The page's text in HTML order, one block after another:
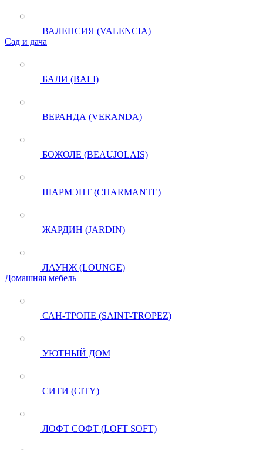
ВАЛЕНСИЯ (VALENCIA)
Сад и дача
БАЛИ (BALI)
ВЕРАНДА (VERANDA)
БОЖОЛЕ (BEAUJOLAIS)
ШАРМЭНТ (CHARMANTE)
ЖАРДИН (JARDIN)
ЛАУНЖ (LOUNGE)
Домашняя мебель
САН-ТРОПЕ (SAINT-TROPEZ)
УЮТНЫЙ ДОМ
СИТИ (CITY)
ЛОФТ СОФТ (LOFT SOFT)